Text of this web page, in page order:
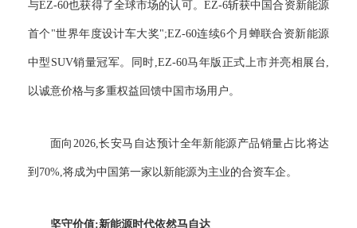
与EZ-60也获得了全球市场的认可。EZ-6斩获中国合资新能源
首个"世界年度设计车大奖";EZ-60连续6个月蝉联合资新能源
中型SUV销量冠军。同时,EZ-60马年版正式上市并亮相展台,
以诚意价格与多重权益回馈中国市场用户。
面向2026,长安马自达预计全年新能源产品销量占比将达
到70%,将成为中国第一家以新能源为主业的合资车企。
坚守价值:新能源时代依然马自达